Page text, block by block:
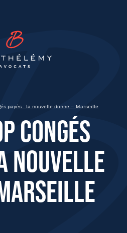
payés : la nouvelle donne – Marseille
congés
nouvelle
payés : la
– Marseille